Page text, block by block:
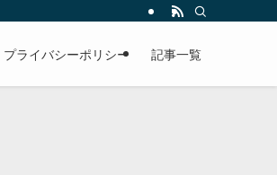
プライバシーポリシー 記事一覧